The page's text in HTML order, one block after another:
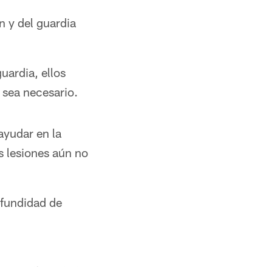
y del guardia
ellos
necesario.
en la
lesiones aún no
de